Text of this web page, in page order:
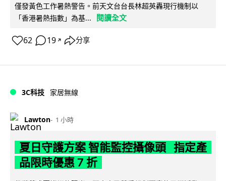
僅發黃色工作暑熱警告。前天文台台長林超英轟現行機制以
「香港暑熱指數」為基...
閱讀全文
62 19 ↗ 分享
3C科技 家居無線
Lawton 1 小時
夏日守護方案 智能監控攝像頭 指定產
品限時優惠 7 折